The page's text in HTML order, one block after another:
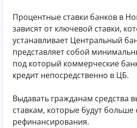
Процентные ставки банков в
зависят от ключевой ставки,
устанавливает Центральный
представляет собой
под который коммерческие
кредит непосредственно в ЦБ.
Выдавать гражданам средства
ставкам, которые будут больше
рефинансирования.